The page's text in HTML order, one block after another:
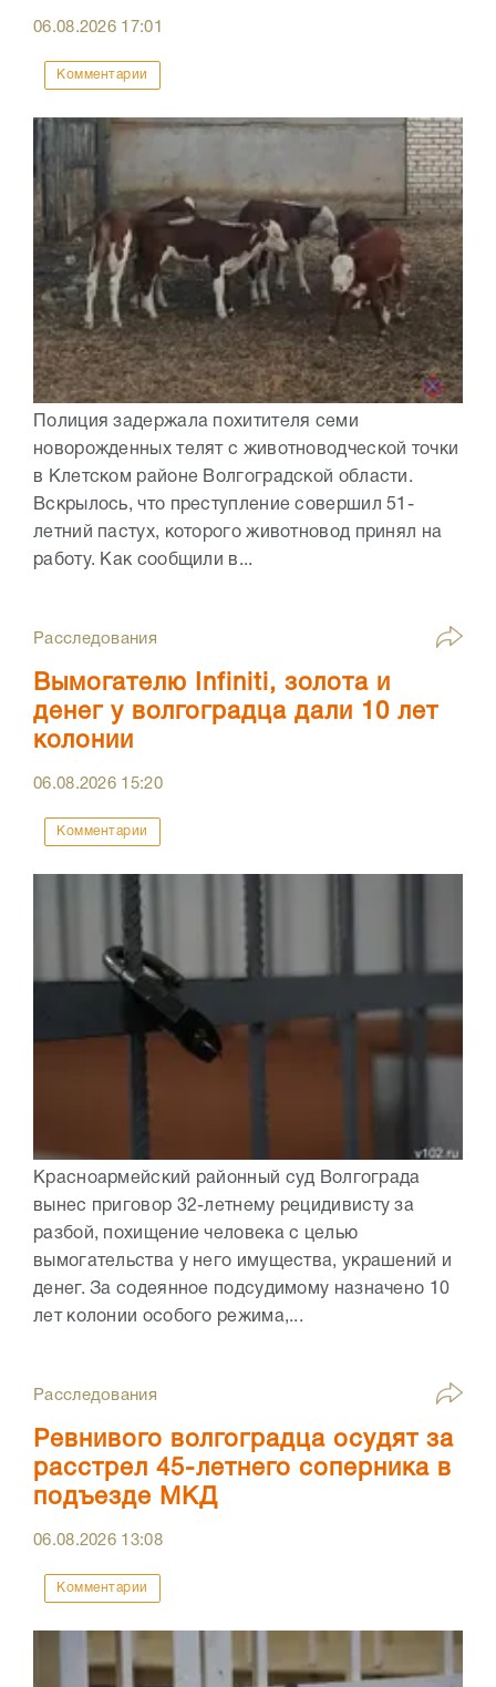
06.08.2026 17:01
Комментарии
Полиция задержала похитителя семи
новорожденных телят с животноводческой точки
в Клетском районе Волгоградской области.
Вскрылось, что преступление совершил 51-
летний пастух, которого животновод принял на
работу. Как сообщили в...
Расследования
Вымогателю Infiniti, золота и
денег у волгоградца дали 10 лет
колонии
06.08.2026 15:20
Комментарии
Красноармейский районный суд Волгограда
вынес приговор 32-летнему рецидивисту за
разбой, похищение человека с целью
вымогательства у него имущества, украшений и
денег. За содеянное подсудимому назначено 10
лет колонии особого режима,...
Расследования
Ревнивого волгоградца осудят за
расстрел 45-летнего соперника в
подъезде МКД
06.08.2026 13:08
Комментарии